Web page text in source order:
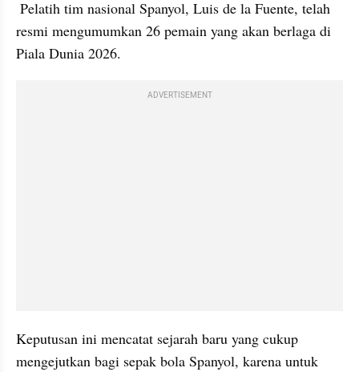
resmi mengumumkan 26 pemain yang akan berlaga di
Piala Dunia 2026.
ADVERTISEMENT
Keputusan ini mencatat sejarah baru yang cukup
mengejutkan bagi sepak bola Spanyol, karena untuk